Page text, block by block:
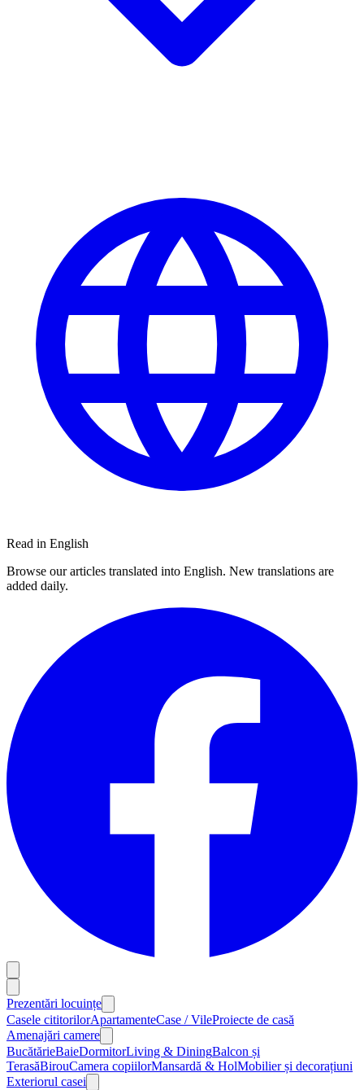
Read in English
Browse our articles translated into English. New translations are
added daily.
Prezentări locuințe
Casele cititorilorApartamenteCase / VileProiecte de casă
Amenajări camere
BucătărieBaieDormitorLiving & DiningBalcon și
TerasăBirouCamera copiilorMansardă & HolMobilier și decorațiuni
Exteriorul casei